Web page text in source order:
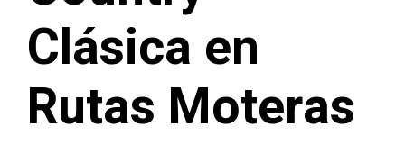
Clásica en
Rutas Moteras